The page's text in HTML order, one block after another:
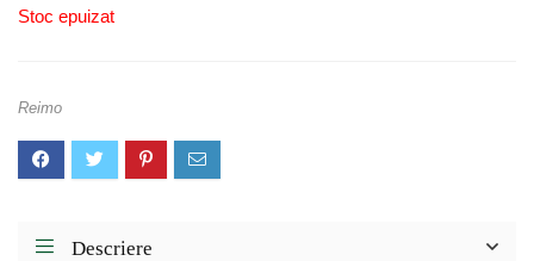
Stoc epuizat
Reimo
Descriere